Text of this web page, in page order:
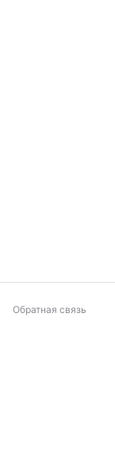
Обратная связь